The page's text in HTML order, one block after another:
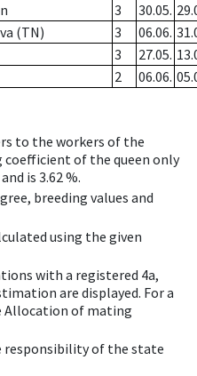
3 30.05.
(TN) 3 06.06.
3 27.05.
2 06.06.
to the workers of the
coefficient of the queen only
is 3.62 %.
breeding values and
using the given
with a registered 4a,
are displayed. For a
of mating
responsibility of the state